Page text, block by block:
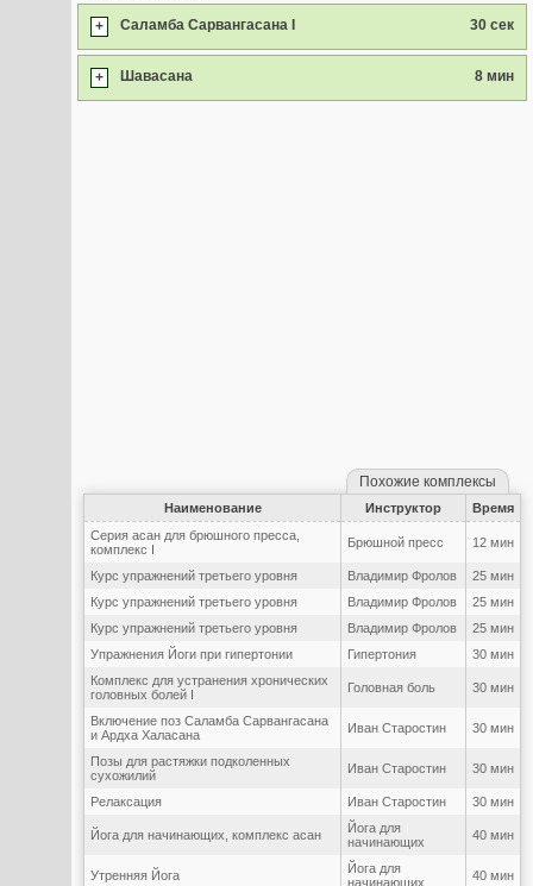
+ Саламба Сарвангасана I 30 сек
+ Шавасана 8 мин
Похожие комплексы
Наименование Инструктор
Время
Серия асан для брюшного пресса,
комплекс I
Брюшной пресс 12 мин
Курс упражнений третьего уровня Владимир Фролов
25 мин
Курс упражнений третьего уровня
Владимир Фролов
25 мин
Курс упражнений третьего уровня
Владимир Фролов
25 мин
Упражнения Йоги при гипертонии
Гипертония
30 мин
Комплекс для устранения хронических
головных болей I
Головная боль 30 мин
Включение поз Саламба Сарвангасана
и Ардха Халасана
Иван Старостин 30 мин
Позы для растяжки подколенных
сухожилий
Иван Старостин 30 мин
Релаксация Иван Старостин 30 мин
Йога для начинающих, комплекс асан
Йога для
начинающих
40 мин
Утренняя Йога
Йога для
начинающих
40 мин